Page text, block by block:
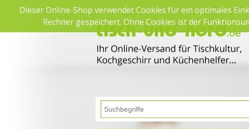
Dieser Online-Shop verwendet Cookies für ein optimales
Rechner gespeichert. Ohne Cookies ist der